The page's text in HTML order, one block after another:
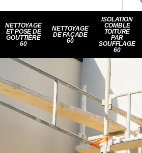
NETTOYAGE
ET POSE DE
GOUTTIÈRE
60
NETTOYAGE
DE FAÇADE
60
ISOLATION
COMBLE
TOITURE
PAR
SOUFFLAGE
60